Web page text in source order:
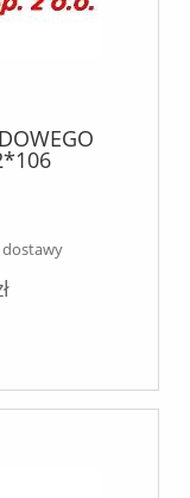
dostawy